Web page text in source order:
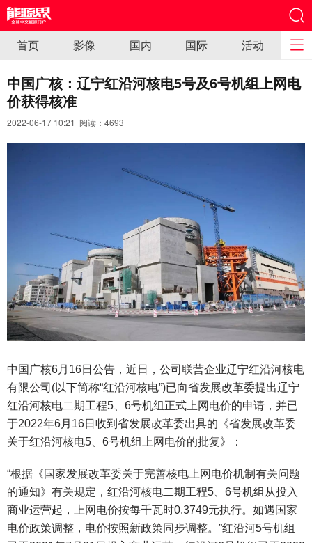
首页 影像 国内 国际 活动
中国广核：辽宁红沿河核电5号及6号机组上网电
价获得核准
2022-06-17 10:21 阅读： 4693
中国广核6月16日公告，近日，公司联营企业辽宁红沿河核电
有限公司(以下简称“红沿河核电”)已向省发展改革委提出辽宁
红沿河核电二期工程5、6号机组正式上网电价的申请，并已
于2022年6月16日收到省发展改革委出具的《省发展改革委
关于红沿河核电5、6号机组上网电价的批复》：
“根据《国家发展改革委关于完善核电上网电价机制有关问题
的通知》有关规定，红沿河核电二期工程5、6号机组从投入
商业运营起，上网电价按每千瓦时0.3749元执行。如遇国家
电价政策调整，电价按照新政策同步调整。”红沿河5号机组